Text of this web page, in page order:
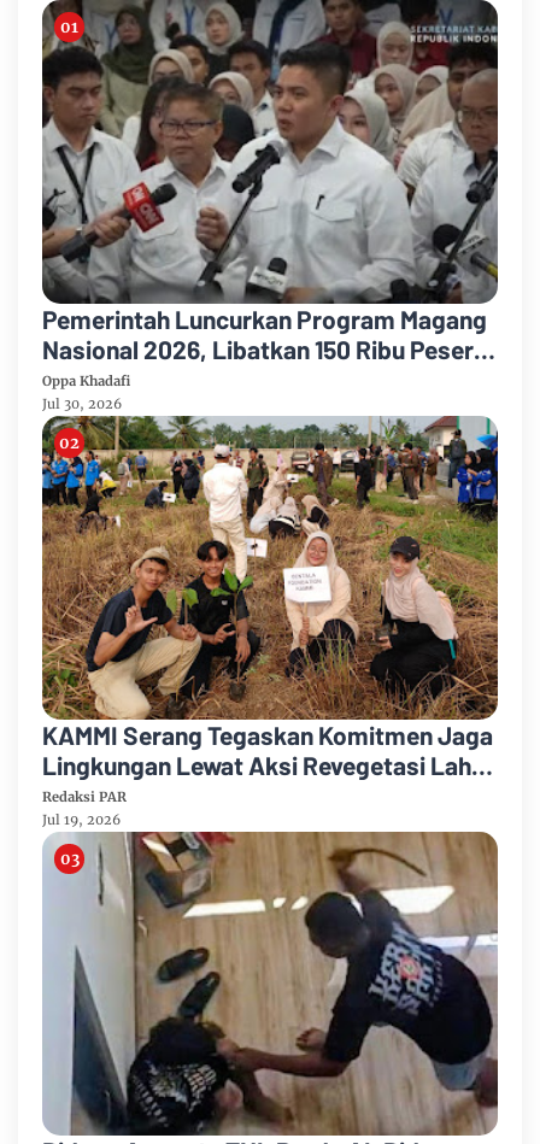
Pemerintah Luncurkan Program Magang
Nasional 2026, Libatkan 150 Ribu Peserta
untuk Percepat Penyerapan Tenaga Kerja
Lulusan Baru
Oppa Khadafi
Jul 30, 2026
KAMMI Serang Tegaskan Komitmen Jaga
Lingkungan Lewat Aksi Revegetasi Lahan
Tambang
Redaksi PAR
Jul 19, 2026